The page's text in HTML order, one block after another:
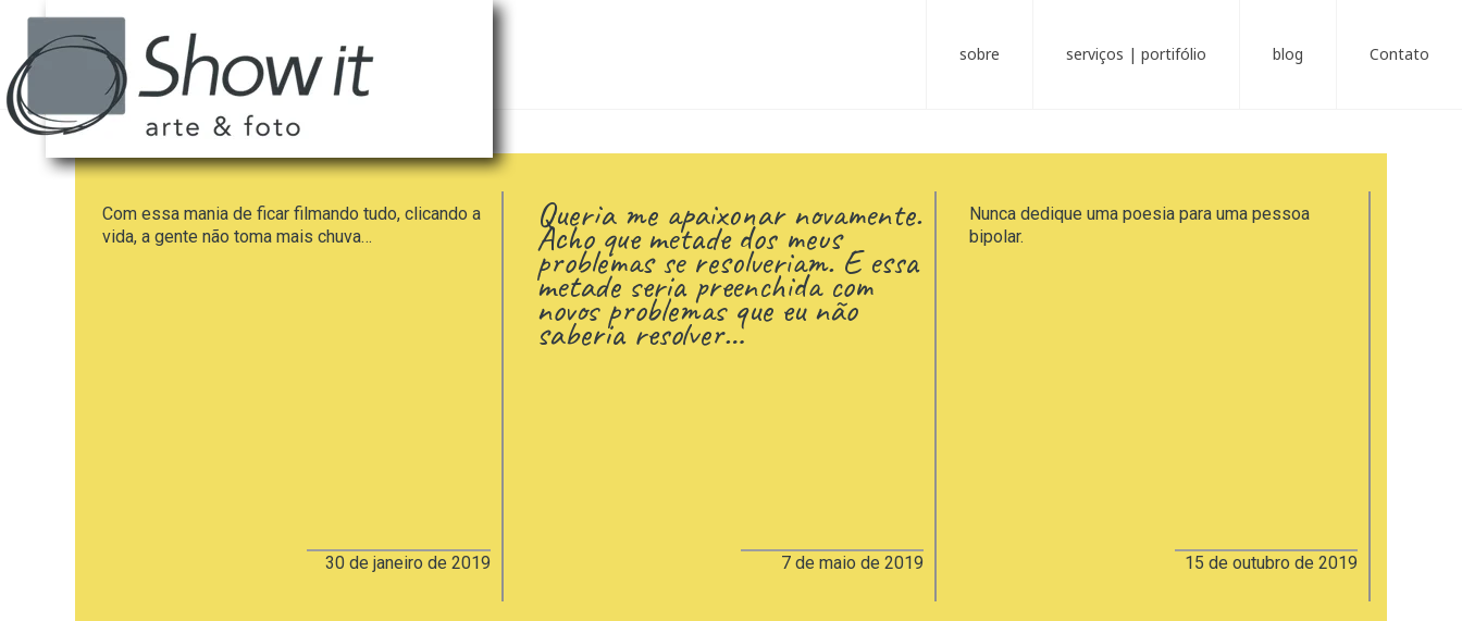
sobre serviços | portifólio blog Contato
Com essa mania de ficar filmando tudo, clicando a
vida, a gente não toma mais chuva…
30 de janeiro de 2019
Queria me apaixonar novamente.
Acho que metade dos meus
problemas se resolveriam. E essa
metade seria preenchida com
novos problemas que eu não
saberia resolver…
7 de maio de 2019
Nunca dedique uma poesia para uma pessoa
bipolar.
15 de outubro de 2019